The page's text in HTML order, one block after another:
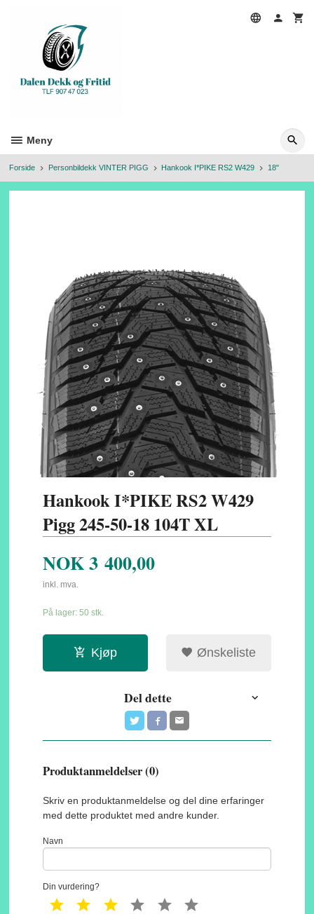
Meny
Forside Personbildekk VINTER PIGG Hankook I*PIKE RS2 W429 18"
Hankook I*PIKE RS2 W429
Pigg 245-50-18 104T XL
NOK3 400,00
inkl. mva.
På lager: 50 stk.
Kjøp Ønskeliste
Del dette
Produktanmeldelser (0)
Skriv en produktanmeldelse og del dine erfaringer
med dette produktet med andre kunder.
Navn
Din vurdering?
1 star 2 star 3 star 4 star 5 star